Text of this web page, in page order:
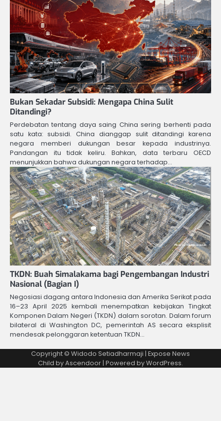
Bukan Sekadar Subsidi: Mengapa China Sulit
Ditandingi?
Perdebatan tentang daya saing China sering berhenti pada
satu kata: subsidi. China dianggap sulit ditandingi karena
negara memberi dukungan besar kepada industrinya.
Pandangan itu tidak keliru. Bahkan, data terbaru OECD
menunjukkan bahwa dukungan negara terhadap…
TKDN: Buah Simalakama bagi Pengembangan Industri
Nasional (Bagian I)
Negosiasi dagang antara Indonesia dan Amerika Serikat pada
16–23 April 2025 kembali menempatkan kebijakan Tingkat
Komponen Dalam Negeri (TKDN) dalam sorotan. Dalam forum
bilateral di Washington DC, pemerintah AS secara eksplisit
mendesak pelonggaran ketentuan TKDN…
Copyright © Widodo Setiadharmaji | Expose News
Child byAscendoor| Powered byWordPress.